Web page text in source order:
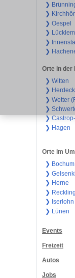
❯
❯
❯ Oespel
❯
❯
❯
Orte in der
❯ Witten
❯
❯ Wetter
❯
❯
❯ Hagen
Orte im
❯ Bochum
❯
❯ Herne
❯
❯ Iserlohn
❯ Lünen
Events
Freizeit
Autos
Jobs